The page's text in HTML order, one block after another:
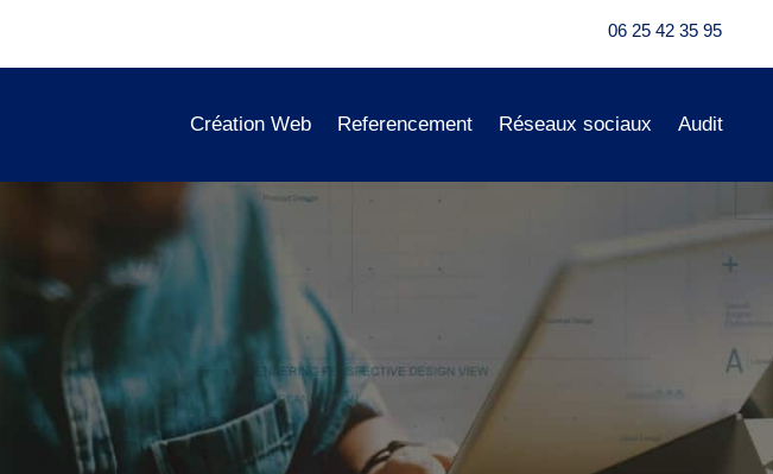
06 25 42 35 95
Création Web Referencement Réseaux sociaux Audit